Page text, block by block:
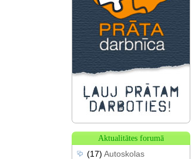
Aktualitātes forumā
(17) Autoskolas